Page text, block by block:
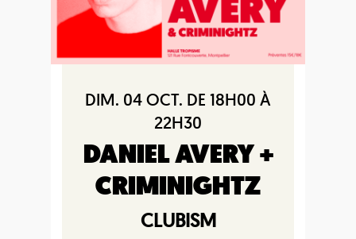
DIM. 04 OCT. DE 18H00 À
22H30
DANIEL AVERY +
CRIMINIGHTZ
CLUBISM